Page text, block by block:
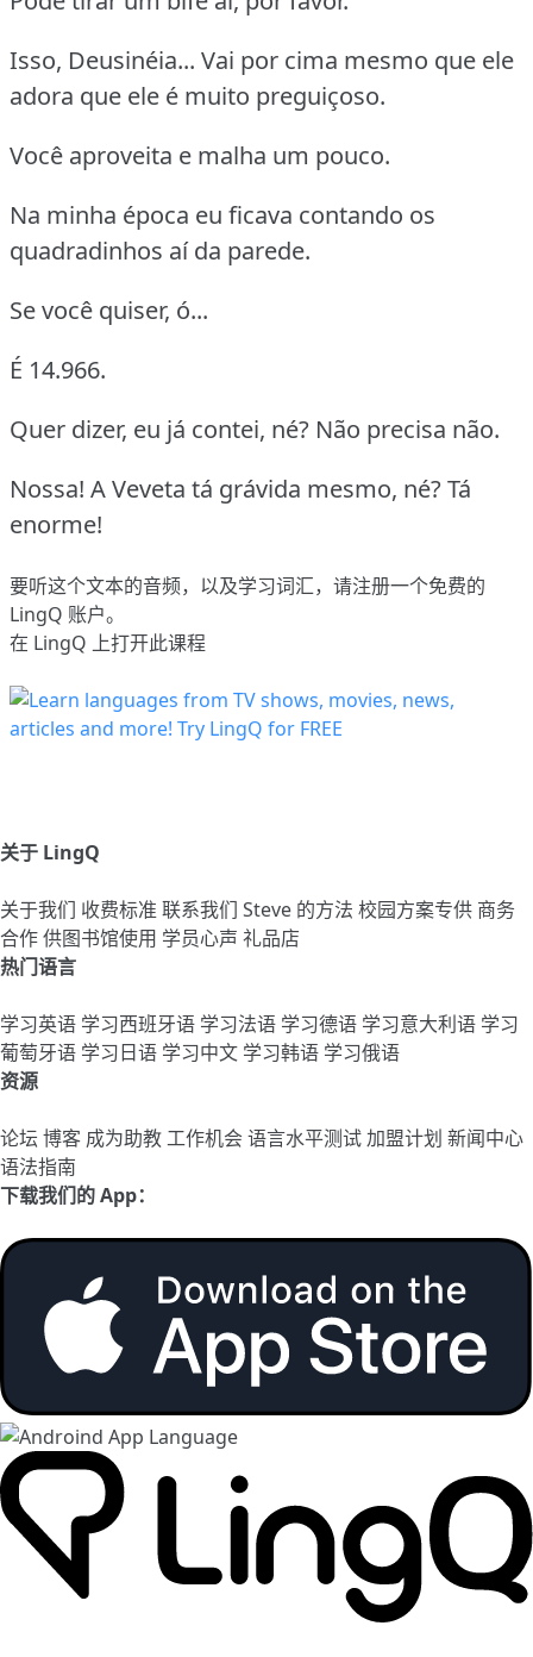
Isso, Deusinéia... Vai por cima mesmo que ele
adora que ele é muito preguiçoso.
Você aproveita e malha um pouco.
Na minha época eu ficava contando os
quadradinhos aí da parede.
Se você quiser, ó...
É 14.966.
Quer dizer, eu já contei, né? Não precisa não.
Nossa! A Veveta tá grávida mesmo, né? Tá
enorme!
要听这个文本的音频，以及学习词汇，请注册一个免费的
LingQ 账户。
在 LingQ 上打开此课程
关于 LingQ
关于我们 收费标准 联系我们 Steve 的方法 校园方案专供 商务
合作供图书馆使用 学员心声 礼品店
热门语言
学习英语 学习西班牙语 学习法语 学习德语 学习意大利语 学习
葡萄牙语 学习日语 学习中文 学习韩语 学习俄语
资源
论坛 博客 成为助教工作机会语言水平测试加盟计划 新闻中心
语法指南
下载我们的 App：